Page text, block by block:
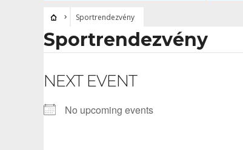
Sportrendezvény
Sportrendezvény
NEXT EVENT
No upcoming events